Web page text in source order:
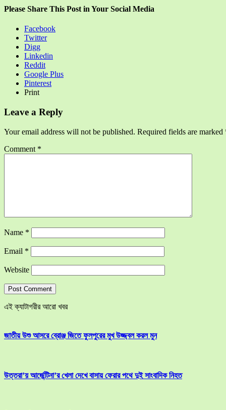
Please Share This Post in Your Social Media
Facebook
Twitter
Digg
Linkedin
Reddit
Google Plus
Pinterest
Print
Leave a Reply
Your email address will not be published. Required fields are marked
Comment *
Name *
Email *
Website
এই ক্যাটাগরীর আরো খবর
জাতীয় উশু আসরে ব্রোঞ্জ জিতে ফুলপুরের মুখ উজ্জ্বল করল মুন
উত্তরা’য় আর্জেন্টিনা’র খেলা দেখে বাসায় ফেরার পথে দুই সাংবাদিক নিহত